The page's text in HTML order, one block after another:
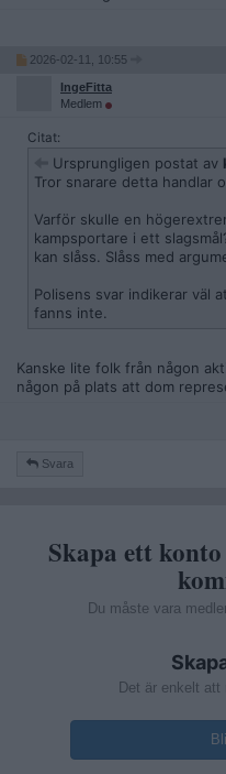
2026-02-11, 10:55
IngeFitta
Medlem
Citat:
Ursprungligen postat av
Tror snarare detta handlar
Varför skulle en
kampsportare i ett
kan slåss. Slåss med
Polisens svar indikerar väl
fanns inte.
Kanske lite folk från någon
någon på plats att dom
Svara
Skapa ett
Du måste vara
Det är enkelt